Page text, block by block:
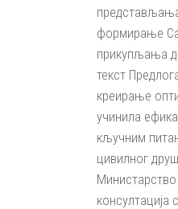
формирање
прикупљања
текст
креирање
учинила
кључним
цивилног